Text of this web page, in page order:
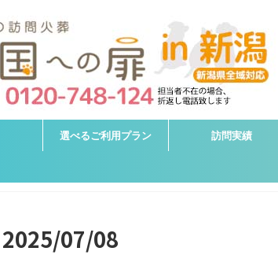
選べるご利用プラン 訪問実績
07/08